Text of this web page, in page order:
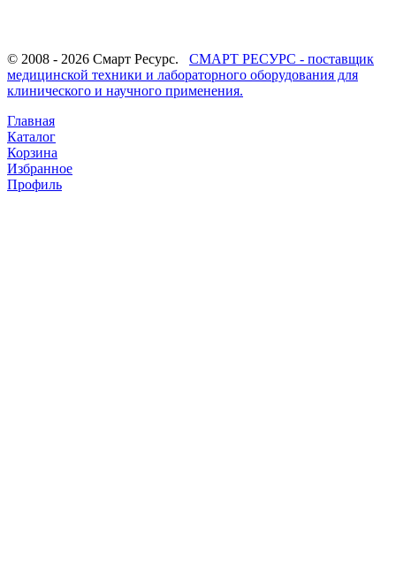
© 2008 - 2026 Смарт Ресурс. СМАРТ РЕСУРС - поставщик
медицинской техники и лабораторного оборудования для
клинического и научного применения.
Главная
Каталог
Корзина
Избранное
Профиль